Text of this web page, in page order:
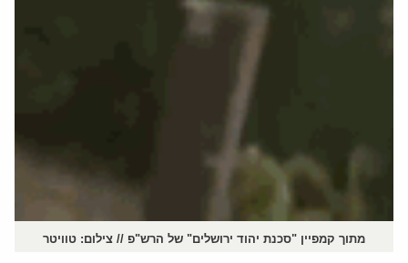
מתוך קמפיין "סכנת יהוד ירושלים" של הרש"פ // צילום: טוויטר